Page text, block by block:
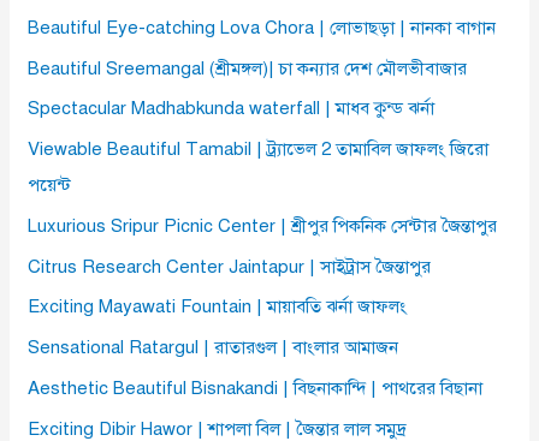
Beautiful Eye-catching Lova Chora | লোভাছড়া | নানকা বাগান
Beautiful Sreemangal (শ্রীমঙ্গল)| চা কন্যার দেশ মৌলভীবাজার
Spectacular Madhabkunda waterfall | মাধব কুন্ড ঝর্না
Viewable Beautiful Tamabil | ট্র্যাভেল 2 তামাবিল জাফলং জিরো
পয়েন্ট
Luxurious Sripur Picnic Center | শ্রীপুর পিকনিক সেন্টার জৈন্তাপুর
Citrus Research Center Jaintapur | সাইট্রাস জৈন্তাপুর
Exciting Mayawati Fountain | মায়াবতি ঝর্না জাফলং
Sensational Ratargul | রাতারগুল | বাংলার আমাজন
Aesthetic Beautiful Bisnakandi | বিছনাকান্দি | পাথরের বিছানা
Exciting Dibir Hawor | শাপলা বিল | জৈন্তার লাল সমুদ্র